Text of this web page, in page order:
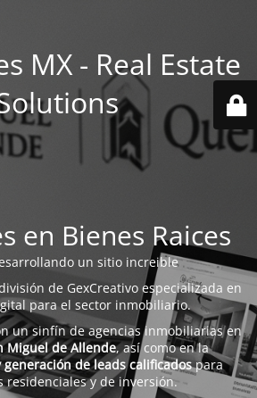
MX - Real Estate
en Bienes Raices
un sitio increible
de GexCreativo especializada en
para el sector inmobiliario.
un sinfín de agencias inmobiliarias en
Miguel de Allende, así como en la
de leads calificadospara
residenciales y de inversión.